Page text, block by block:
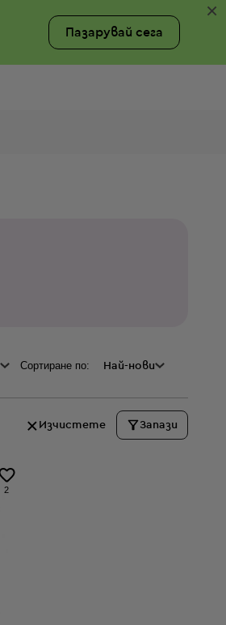
Пазарувай сега
×
Сортиране по: Най-нови
Изчистете Запази
2